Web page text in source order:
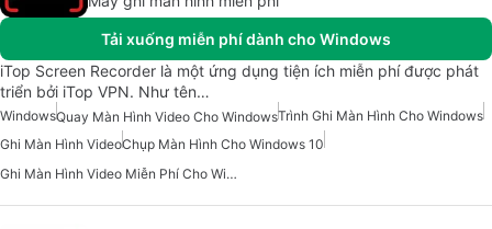
Tải xuống miễn phí dành cho Windows
iTop Screen Recorder là một ứng dụng tiện ích miễn phí được phát
triển bởi iTop VPN. Như tên…
WindowsQuay Màn Hình Video Cho WindowsTrình Ghi Màn Hình Cho Windows
Ghi Màn Hình VideoChụp Màn Hình Cho Windows 10
Ghi Màn Hình Video Miễn Phí Cho Windows